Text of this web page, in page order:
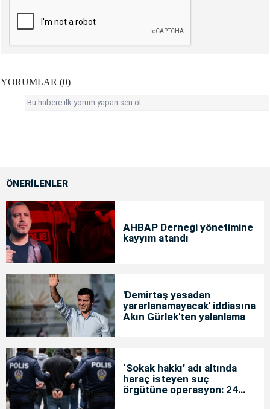
YORUMLAR (0)
Bu habere ilk yorum yapan sen ol.
ÖNERİLENLER
AHBAP Derneği yönetimine
kayyım atandı
'Demirtaş yasadan
yararlanamayacak' iddiasına
Akın Gürlek'ten yalanlama
‘Sokak hakkı’ adı altında
haraç isteyen suç
örgütüne operasyon: 24